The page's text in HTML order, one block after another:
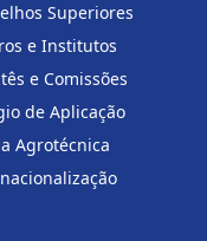
Superiores
e Institutos
e Comissões
de Aplicação
Agrotécnica